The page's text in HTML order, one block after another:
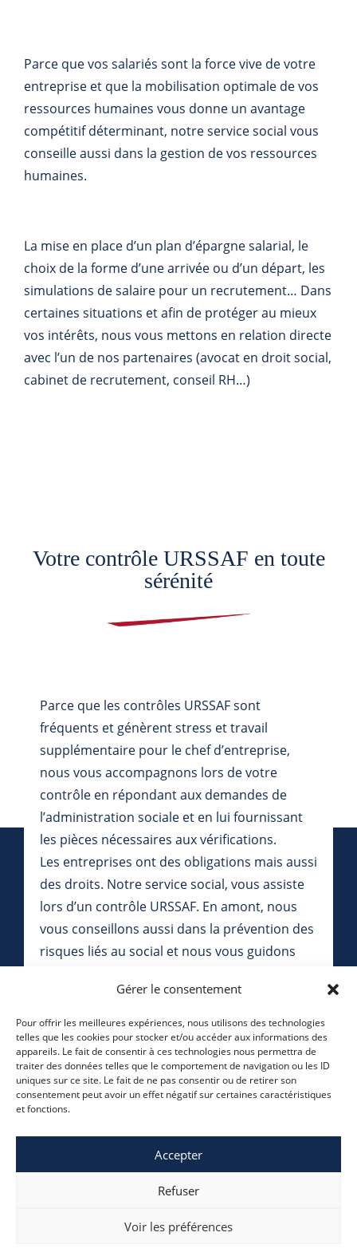
Gérer le consentement
Pour offrir les meilleures expériences, nous utilisons des technologies
telles que les cookies pour stocker et/ou accéder aux informations des
appareils. Le fait de consentir à ces technologies nous permettra de
traiter des données telles que le comportement de navigation ou les ID
uniques sur ce site. Le fait de ne pas consentir ou de retirer son
consentement peut avoir un effet négatif sur certaines caractéristiques
et fonctions.
Accepter
Refuser
Voir les préférences
Parce que vos salariés sont la force vive de votre
entreprise et que la mobilisation optimale de vos
ressources humaines vous donne un avantage
compétitif déterminant, notre service social vous
conseille aussi dans la gestion de vos ressources
humaines.
La mise en place d’un plan d’épargne salarial, le
choix de la forme d’une arrivée ou d’un départ, les
simulations de salaire pour un recrutement… Dans
certaines situations et afin de protéger au mieux
vos intérêts, nous vous mettons en relation directe
avec l’un de nos partenaires (avocat en droit social,
cabinet de recrutement, conseil RH…)
Votre contrôle URSSAF en toute
sérénité
Parce que les contrôles URSSAF sont
fréquents et génèrent stress et travail
supplémentaire pour le chef d’entreprise,
nous vous accompagnons lors de votre
contrôle en répondant aux demandes de
l’administration sociale et en lui fournissant
les pièces nécessaires aux vérifications.
Les entreprises ont des obligations mais aussi
des droits. Notre service social, vous assiste
lors d’un contrôle URSSAF. En amont, nous
vous conseillons aussi dans la prévention des
risques liés au social et nous vous guidons
38 410 Saint Martin d’Uriage